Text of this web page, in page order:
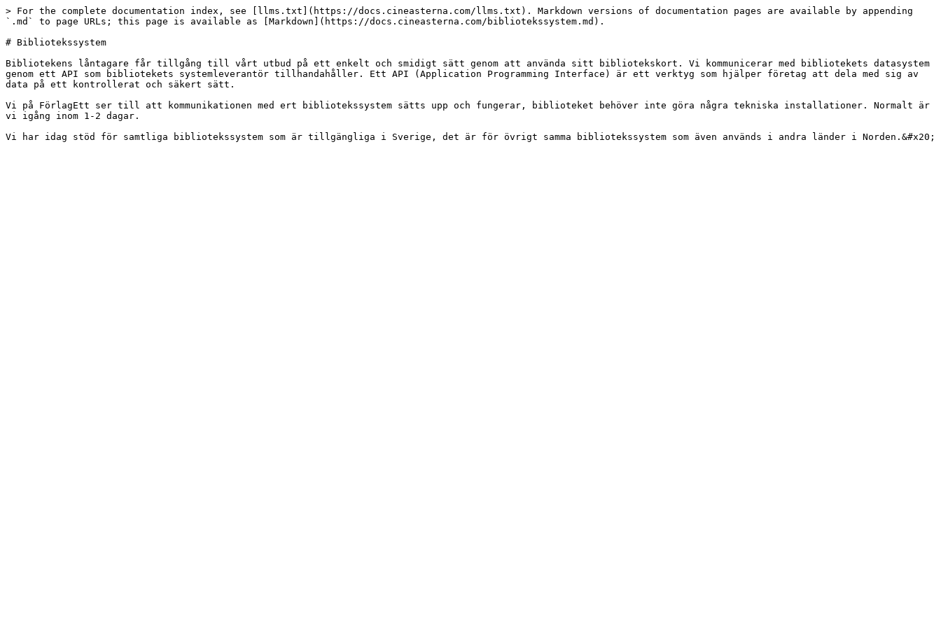
> For the complete documentation index, see [llms.txt](https://docs.cineasterna.com/llms.txt). Markdown versions of documentation pages are available by appending
`.md` to page URLs; this page is available as [Markdown](https://docs.cineasterna.com/bibliotekssystem.md).
# Bibliotekssystem
Bibliotekens låntagare får tillgång till vårt utbud på ett enkelt och smidigt sätt genom att använda sitt bibliotekskort. Vi kommunicerar med bibliotekets datasystem
genom ett API som bibliotekets systemleverantör tillhandahåller. Ett API (Application Programming Interface) är ett verktyg som hjälper företag att dela med sig av
data på ett kontrollerat och säkert sätt.
Vi på FörlagEtt ser till att kommunikationen med ert bibliotekssystem sätts upp och fungerar, biblioteket behöver inte göra några tekniska installationer. Normalt är
vi igång inom 1-2 dagar.